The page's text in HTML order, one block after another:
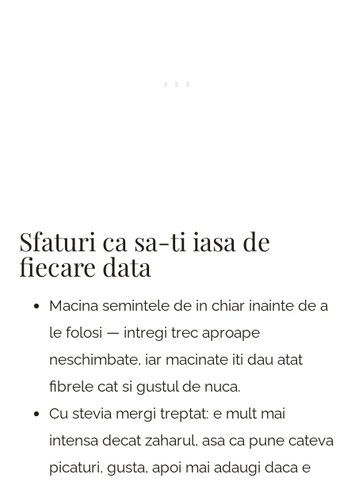
Sfaturi ca sa-ti iasa de
fiecare data
Macina semintele de in chiar inainte de a
le folosi — intregi trec aproape
neschimbate, iar macinate iti dau atat
fibrele cat si gustul de nuca.
Cu stevia mergi treptat: e mult mai
intensa decat zaharul, asa ca pune cateva
picaturi, gusta, apoi mai adaugi daca e